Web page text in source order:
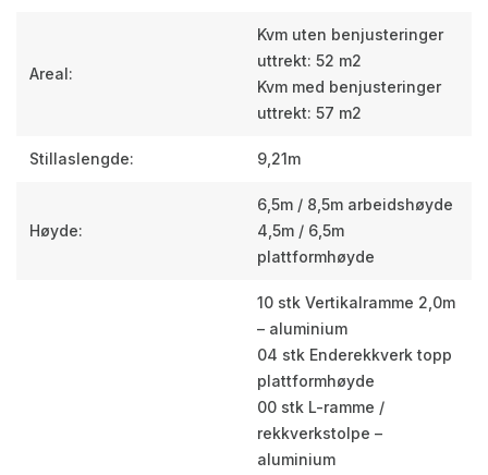
Areal:
Kvm uten benjusteringer
uttrekt: 52 m2
Kvm med benjusteringer
uttrekt: 57 m2
Stillaslengde: 9,21m
Høyde:
6,5m / 8,5m arbeidshøyde
4,5m / 6,5m
plattformhøyde
10 stk Vertikalramme 2,0m
– aluminium
04 stk Enderekkverk topp
plattformhøyde
00 stk L-ramme /
rekkverkstolpe –
aluminium